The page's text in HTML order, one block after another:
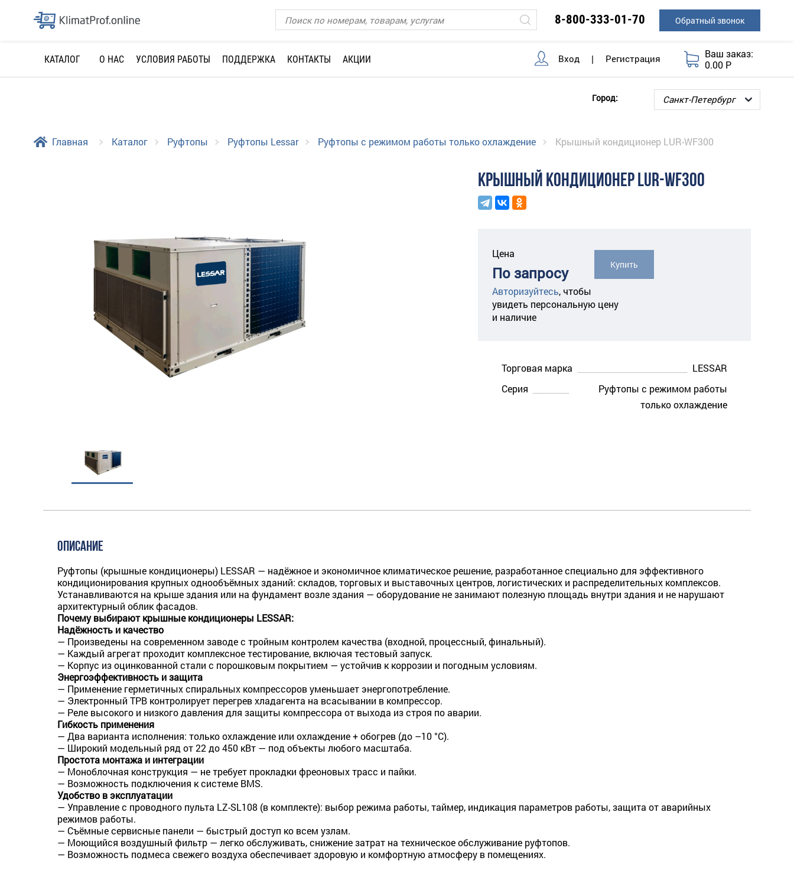
8-800-333-01-70 Обратный звонок
КАТАЛОГ О НАС УСЛОВИЯ РАБОТЫ ПОДДЕРЖКА КОНТАКТЫ АКЦИИ Вход | Регистрация
Ваш заказ:
0.00 Р
Город:
Главная Каталог Руфтопы Руфтопы Lessar Руфтопы с режимом работы только охлаждение Крышный кондиционер LUR-WF300
КРЫШНЫЙ КОНДИЦИОНЕР LUR-WF300
Цена
По запросу
Авторизуйтесь, чтобы
увидеть персональную цену
и наличие
Купить
Торговая марка
LESSAR
Серия
Руфтопы с режимом работы
только охлаждение
ОПИСАНИЕ
Руфтопы (крышные кондиционеры) LESSAR — надёжное и экономичное климатическое решение, разработанное специально для эффективного
кондиционирования крупных однообъёмных зданий: складов, торговых и выставочных центров, логистических и распределительных комплексов.
Устанавливаются на крыше здания или на фундамент возле здания — оборудование не занимают полезную площадь внутри здания и не нарушают
архитектурный облик фасадов.
Почему выбирают крышные кондиционеры LESSAR:
Надёжность и качество
— Произведены на современном заводе с тройным контролем качества (входной, процессный, финальный).
— Каждый агрегат проходит комплексное тестирование, включая тестовый запуск.
— Корпус из оцинкованной стали с порошковым покрытием — устойчив к коррозии и погодным условиям.
Энергоэффективность и защита
— Применение герметичных спиральных компрессоров уменьшает энергопотребление.
— Электронный ТРВ контролирует перегрев хладагента на всасывании в компрессор.
— Реле высокого и низкого давления для защиты компрессора от выхода из строя по аварии.
Гибкость применения
— Два варианта исполнения: только охлаждение или охлаждение + обогрев (до –10 °C).
— Широкий модельный ряд от 22 до 450 кВт — под объекты любого масштаба.
Простота монтажа и интеграции
— Моноблочная конструкция — не требует прокладки фреоновых трасс и пайки.
— Возможность подключения к системе BMS.
Удобство в эксплуатации
— Управление с проводного пульта LZ-SL108 (в комплекте): выбор режима работы, таймер, индикация параметров работы, защита от аварийных
режимов работы.
— Съёмные сервисные панели — быстрый доступ ко всем узлам.
— Моющийся воздушный фильтр — легко обслуживать, снижение затрат на техническое обслуживание руфтопов.
— Возможность подмеса свежего воздуха обеспечивает здоровую и комфортную атмосферу в помещениях.